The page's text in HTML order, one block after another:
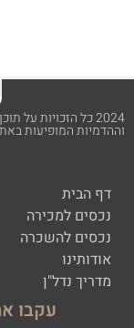
2024 כל הזכויות
וההדמיות המופיעות
דף הבית
נכסים למכירה
נכסים להשכרה
אודותינו
מדריך נדל"ן
עקבו